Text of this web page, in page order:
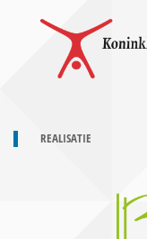
REALISATIE